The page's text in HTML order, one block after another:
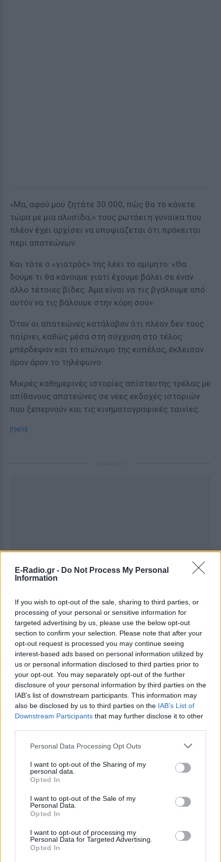
E-Radio.gr - Do Not Process My Personal
Information
If you wish to opt-out of the sale, sharing to third parties, or
processing of your personal or sensitive information for
targeted advertising by us, please use the below opt-out
section to confirm your selection. Please note that after your
opt-out request is processed you may continue seeing
interest-based ads based on personal information utilized by
us or personal information disclosed to third parties prior to
your opt-out. You may separately opt-out of the further
disclosure of your personal information by third parties on the
IAB’s list of downstream participants. This information may
also be disclosed by us to third parties on the IAB’s List of
Downstream Participants that may further disclose it to other
Personal Data Processing Opt Outs
I want to opt-out of the Sharing of my
personal data.
Opted In
I want to opt-out of the Sale of my
Personal Data.
Opted In
I want to opt-out of processing my
Personal Data for Targeted Advertising.
Opted In
«Μα, αφού μου ζητάτε 30.000, πώς θα το κάνετε
τώρα με μια αλυσίδα;» τους ρωτάει η γυναίκα που
πλέον έχει αρχίσει να υποψιάζεται ότι πρόκειται
περί απατεώνων.
Και τότε ο «γιατρός» της λέει το αμίμητο: «Θα
δούμε τι θα κάνουμε γιατί έχουμε βάλει σε έναν
άλλο τέτοιες βίδες. Άμα είναι να τις βγάλουμε από
αυτόν να τις βάλουμε στην κόρη σου» .
Όταν οι απατεώνες κατάλαβαν ότι πλέον δεν τους
παίρνει, καθώς μέσα στη σύγχυση στο τέλος
μπέρδεψαν και το επώνυμο της κοπέλας, έκλεισαν
άρον άρον το τηλέφωνο.
Μικρές καθημερινές ιστορίες απίστευτης τρέλας με
απίθανους απατεώνες σε νέες εκδοχές ιστοριών
που ξεπερνούν και τις κινηματογραφικές ταινίες.
[ΠΗΓΗ]
Ακολουθήστε το E-Radio.gr στοGoogle News
και μάθετε πρώτοι
τα πιο hot νέα .